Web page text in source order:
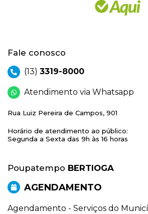
Fale conosco
(13) 3319-8000
Atendimento via Whatsapp
Rua Luiz Pereira de Campos, 901
Horário de atendimento ao público:
Segunda a Sexta das 9h às 16 horas
Poupatempo BERTIOGA
AGENDAMENTO
Agendamento - Serviços do